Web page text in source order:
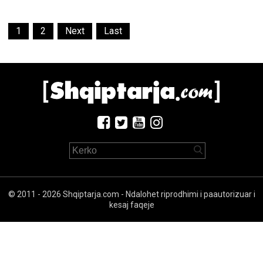
1 2 Next Last
© 2011 - 2026 Shqiptarja.com - Ndalohet riprodhimi i paautorizuar i
kesaj faqeje